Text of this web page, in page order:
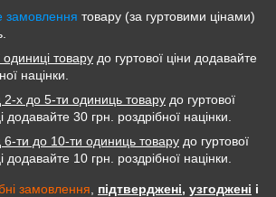
замовлення товару (за гуртовими цінами)
товару до гуртової ціни додавайте
націнки.
2-х до 5-ти одиниць товару до гуртової
додавайте 30 грн. роздрібної націнки.
6-ти до 10-ти одиниць товару до гуртової
додавайте 10 грн. роздрібної націнки.
замовлення підтверджені, узгоджені і